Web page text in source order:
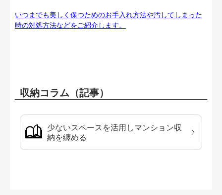
いつまでも美しく保つためのお手入れ方法や汚してしまった
時の対処方法などをご紹介します。
収納コラム（記事）
少ないスペースを活用しマンション収
納を纏める